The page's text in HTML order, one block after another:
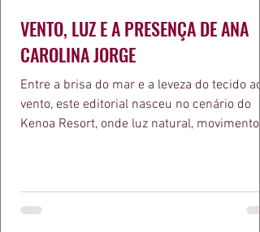
VENTO, LUZ E A PRESENÇA DE ANA
CAROLINA JORGE
Entre a brisa do mar e a leveza do tecido ao
vento, este editorial nasceu no cenário do
Kenoa Resort, onde luz natural, movimento e
bolsa da Malu Pires, em uma composição